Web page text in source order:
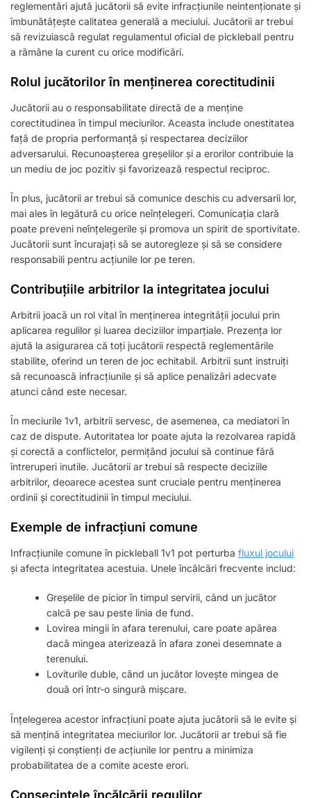
reglementări ajută jucătorii să evite infracțiunile neintenționate și
îmbunătățește calitatea generală a meciului. Jucătorii ar trebui
să revizuiască regulat regulamentul oficial de pickleball pentru
a rămâne la curent cu orice modificări.
Rolul jucătorilor în menținerea corectitudinii
Jucătorii au o responsabilitate directă de a menține
corectitudinea în timpul meciurilor. Aceasta include onestitatea
față de propria performanță și respectarea deciziilor
adversarului. Recunoașterea greșelilor și a erorilor contribuie la
un mediu de joc pozitiv și favorizează respectul reciproc.
În plus, jucătorii ar trebui să comunice deschis cu adversarii lor,
mai ales în legătură cu orice neînțelegeri. Comunicația clară
poate preveni neînțelegerile și promova un spirit de sportivitate.
Jucătorii sunt încurajați să se autoregleze și să se considere
responsabili pentru acțiunile lor pe teren.
Contribuțiile arbitrilor la integritatea jocului
Arbitrii joacă un rol vital în menținerea integrității jocului prin
aplicarea regulilor și luarea deciziilor imparțiale. Prezența lor
ajută la asigurarea că toți jucătorii respectă reglementările
stabilite, oferind un teren de joc echitabil. Arbitrii sunt instruiți
să recunoască infracțiunile și să aplice penalizări adecvate
atunci când este necesar.
În meciurile 1v1, arbitrii servesc, de asemenea, ca mediatori în
caz de dispute. Autoritatea lor poate ajuta la rezolvarea rapidă
și corectă a conflictelor, permițând jocului să continue fără
întreruperi inutile. Jucătorii ar trebui să respecte deciziile
arbitrilor, deoarece acestea sunt cruciale pentru menținerea
ordinii și corectitudinii în timpul meciului.
Exemple de infracțiuni comune
Infracțiunile comune în pickleball 1v1 pot perturba fluxul jocului
și afecta integritatea acestuia. Unele încălcări frecvente includ:
Greșelile de picior în timpul servirii, când un jucător
calcă pe sau peste linia de fund.
Lovirea mingii în afara terenului, care poate apărea
dacă mingea aterizează în afara zonei desemnate a
terenului.
Loviturile duble, când un jucător lovește mingea de
două ori într-o singură mișcare.
Înțelegerea acestor infracțiuni poate ajuta jucătorii să le evite și
să mențină integritatea meciurilor lor. Jucătorii ar trebui să fie
vigilenți și conștienți de acțiunile lor pentru a minimiza
probabilitatea de a comite aceste erori.
Consecințele încălcării regulilor